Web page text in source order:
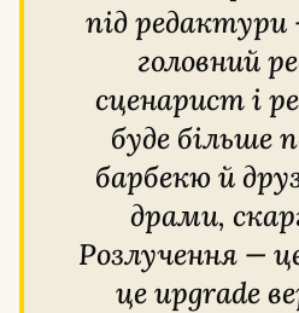
під
головний
сценарист і
буде більше
барбекю й
драми,
Розлучення —
це upgrade